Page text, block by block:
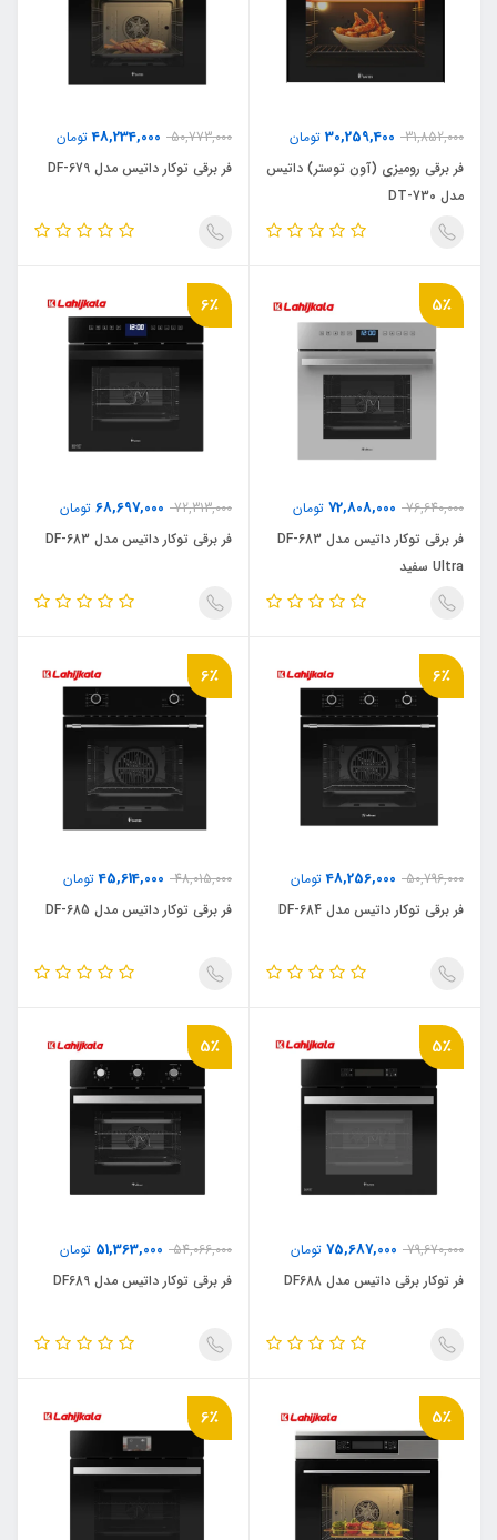
31,852,000
30,259,400 تومان
فر برقی رومیزی (آون توستر) داتیس
مدل DT-730
50,773,000
48,234,000تومان
فر برقی توکار داتیس مدل DF-679
5٪
76,640,000
72,808,000 تومان
فر برقی توکار داتیس مدل DF-683
Ultra سفید
6٪
72,313,000
68,697,000 تومان
فر برقی توکار داتیس مدل DF-683
6٪
50,796,000
48,256,000تومان
فر برقی توکار داتیس مدل DF-684
6٪
48,015,000
45,614,000تومان
فر برقی توکار داتیس مدل DF-685
5٪
79,670,000
75,687,000 تومان
فر توکار برقی داتیس مدل DF688
5٪
54,066,000
51,363,000 تومان
فر برقی توکار داتیس مدل DF689
5٪ 6٪